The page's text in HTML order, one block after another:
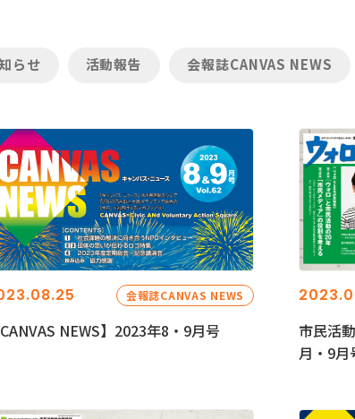
らせ 活動報告 会報誌CANVAS NEWS
会報誌CANVAS NEWS
CANVAS NEWS】2023年8・9月号
市民活
月・9月